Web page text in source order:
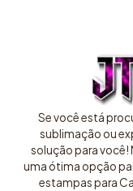
Se você está
sublimação ou
solução para você!
uma ótima opção
estampas para